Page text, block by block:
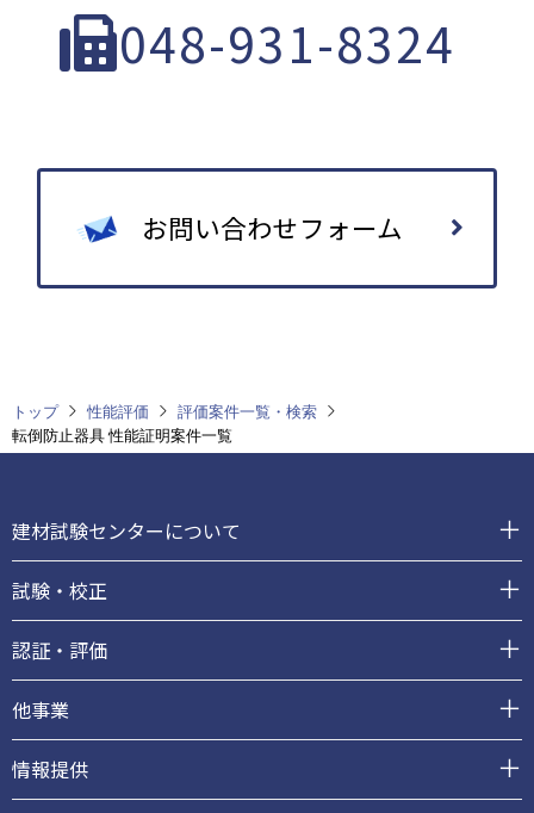
048-931-8324
お問い合わせフォーム
トップ 性能評価
評価案件一覧・検索
転倒防止器具 性能証明案件一覧
ッ
タ
ー
建材試験センターについて
試験・校正
認証・評価
他事業
情報提供